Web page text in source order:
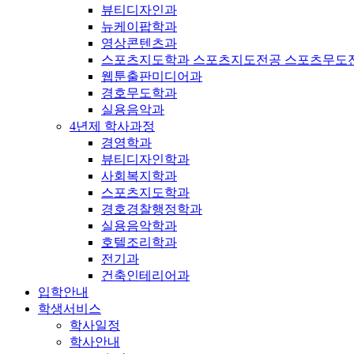
뷰티디자인과
뉴케이팝학과
영상콘텐츠과
스포츠지도학과 스포츠지도전공 스포츠무도
웹툰출판미디어과
경호무도학과
실용음악과
4년제 학사과정
경영학과
뷰티디자인학과
사회복지학과
스포츠지도학과
경호경찰행정학과
실용음악학과
호텔조리학과
전기과
건축인테리어과
입학안내
학생서비스
학사일정
학사안내